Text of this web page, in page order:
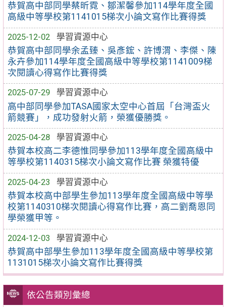
恭賀高中部同學蔡昕霓、鄒潔馨參加114學年度全國
高級中等學校第1141015梯次小論文寫作比賽得獎
2025-12-02
學習資源中心
恭賀高中部同學余孟臻、吳彥鋐、許博渭、李傑、陳
永卉參加114學年度全國高級中等學校第1141009梯
次閱讀心得寫作比賽得獎
2025-07-29
學習資源中心
高中部同學參加TASA國家太空中心首屆「台灣盃火
箭競賽」，成功發射火箭，榮獲優勝獎。
2025-04-28
學習資源中心
恭賀本校高二李德惟同學參加113學年度全國高級中
等學校第1140315梯次小論文寫作比賽 榮獲特優
2025-04-23
學習資源中心
恭賀本校高中部學生參加113學年度全國高級中等學
校第1140310梯次閱讀心得寫作比賽，高二劉喬恩同
學榮獲甲等。
2024-12-03
學習資源中心
恭賀高中部學生參加113學年度全國高級中等學校第
1131015梯次小論文寫作比賽得獎
依公告類別彙總